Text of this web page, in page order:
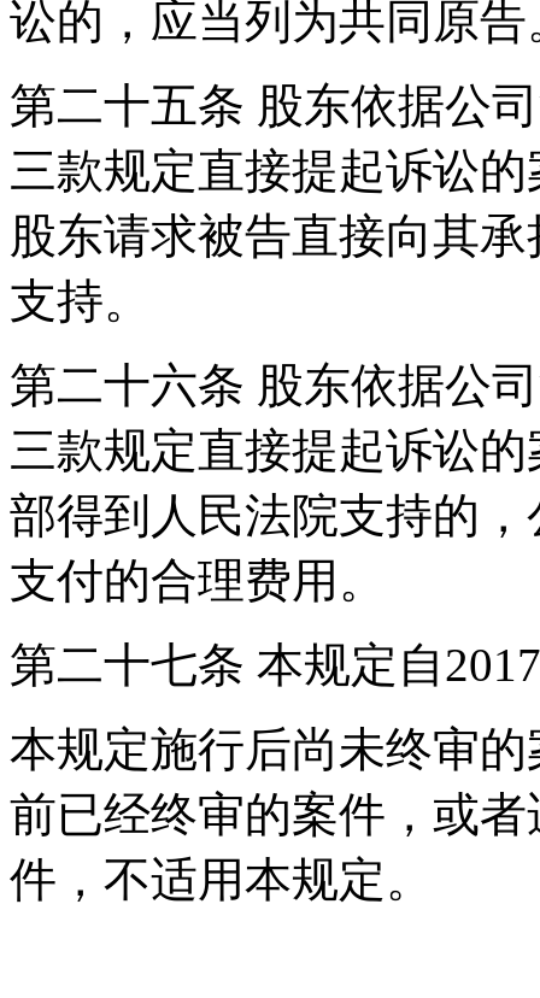
讼的，应当列为共同原告
第二十五条 股东依据公
三款规定直接提起诉讼
股东请求被告直接向其
支持。
第二十六条 股东依据公
三款规定直接提起诉讼
部得到人民法院支持的
支付的合理费用。
第二十七条 本规定自
本规定施行后尚未终审
前已经终审的案件，或
件，不适用本规定。